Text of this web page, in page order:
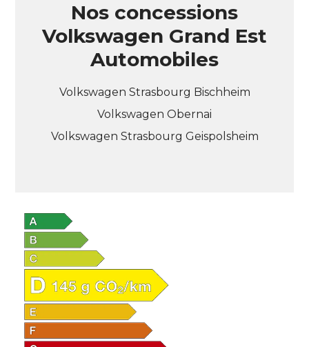
Nos concessions
Volkswagen Grand Est
Automobiles
Volkswagen Strasbourg Bischheim
Volkswagen Obernai
Volkswagen Strasbourg Geispolsheim